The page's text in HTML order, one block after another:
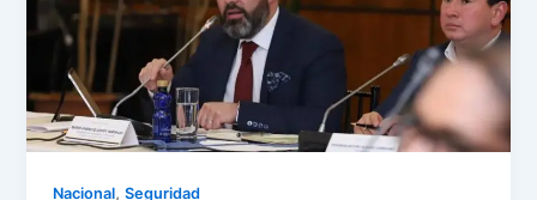
Nacional,Seguridad